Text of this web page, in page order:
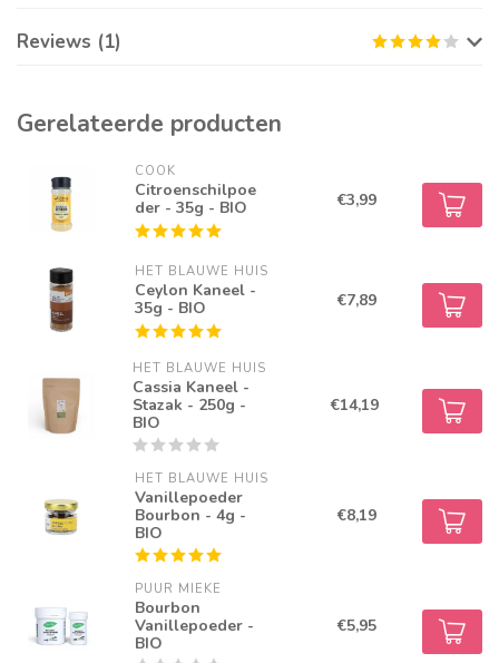
Reviews (1)
Gerelateerde producten
COOK
Citroenschilpoe
der - 35g - BIO
€3,99
HET BLAUWE HUIS
Ceylon Kaneel -
35g - BIO
€7,89
HET BLAUWE HUIS
Cassia Kaneel -
Stazak - 250g -
BIO
€14,19
HET BLAUWE HUIS
Vanillepoeder
Bourbon - 4g -
BIO
€8,19
PUUR MIEKE
Bourbon
Vanillepoeder -
BIO
€5,95